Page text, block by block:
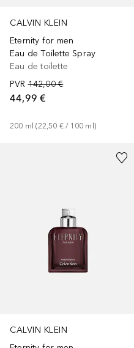
CALVIN KLEIN
Eternity for men
Eau de Toilette Spray
Eau de toilette
PVR 142,00 €
44,99 €
200 ml (22,50 € / 100 ml )
CALVIN KLEIN